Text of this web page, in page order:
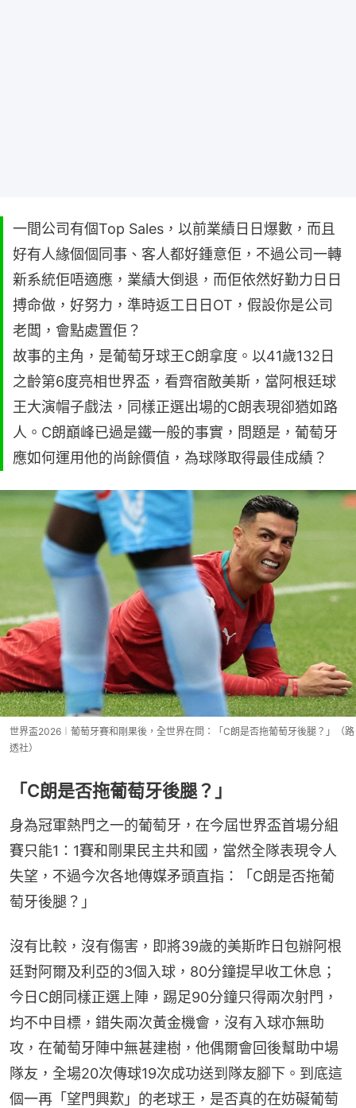
一間公司有個Top Sales，以前業績日日爆數，而且
好有人緣個個同事、客人都好鍾意佢，不過公司一轉
新系統佢唔適應，業績大倒退，而佢依然好勤力日日
搏命做，好努力，準時返工日日OT，假設你是公司
老闆，會點處置佢？
故事的主角，是葡萄牙球王C朗拿度。以41歲132日
之齡第6度亮相世界盃，看齊宿敵美斯，當阿根廷球
王大演帽子戲法，同樣正選出場的C朗表現卻猶如路
人。C朗巔峰已過是鐵一般的事實，問題是，葡萄牙
應如何運用他的尚餘價值，為球隊取得最佳成績？
世界盃2026︱葡萄牙賽和剛果後，全世界在問：「C朗是否拖葡萄牙後腿？」（路
透社）
「C朗是否拖葡萄牙後腿？」
身為冠軍熱門之一的葡萄牙，在今屆世界盃首場分組
賽只能1：1賽和剛果民主共和國，當然全隊表現令人
失望，不過今次各地傳媒矛頭直指：「C朗是否拖葡
萄牙後腿？」
沒有比較，沒有傷害，即將39歲的美斯昨日包辦阿根
廷對阿爾及利亞的3個入球，80分鐘提早收工休息；
今日C朗同樣正選上陣，踢足90分鐘只得兩次射門，
均不中目標，錯失兩次黃金機會，沒有入球亦無助
攻，在葡萄牙陣中無甚建樹，他偶爾會回後幫助中場
隊友，全場20次傳球19次成功送到隊友腳下。到底這
個一再「望門興歎」的老球王，是否真的在妨礙葡萄